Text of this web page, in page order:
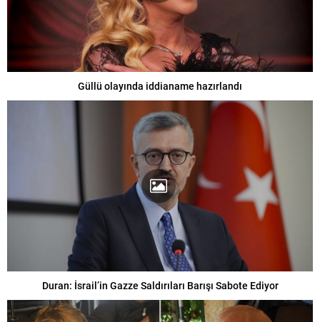
Güllü olayında iddianame hazırlandı
Duran: İsrail’in Gazze Saldırıları Barışı Sabote Ediyor